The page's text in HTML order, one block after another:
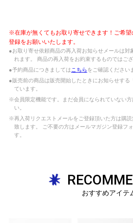
※在庫が無くてもお取り寄せできます！ご希
登録をお願いいたします。
●お取り寄せ依頼商品の再入荷お知らせメールは対
れます。 商品の再入荷をお約束するものではご
●予約商品につきましては こちらをご確認ください
●販売前の商品は販売開始したときにお知らせする
ています。
※会員限定機能です。まだ会員になられていない方
い。
※再入荷リクエストメールをご登録頂いた方は購
致します。 ご不要の方はメールマガジン登録フ
す。
おすすめアイテ